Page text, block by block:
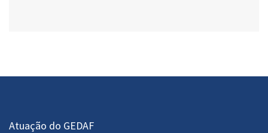
Atuação do GEDAF